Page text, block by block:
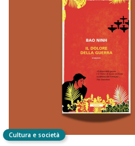
Cultura e società